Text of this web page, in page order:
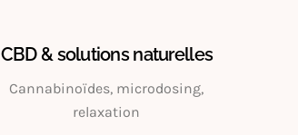
CBD & solutions naturelles
Cannabinoïdes, microdosing,
relaxation